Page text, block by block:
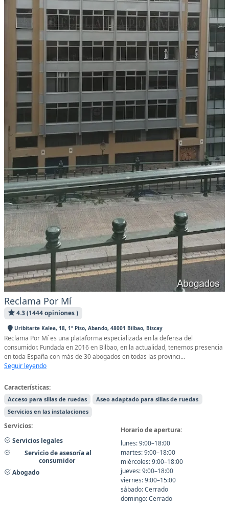
Reclama Por Mí
4.3 (1444 opiniones )
Uribitarte Kalea, 18, 1º Piso, Abando, 48001 Bilbao, Biscay
Reclama Por Mí es una plataforma especializada en la defensa del
consumidor. Fundada en 2016 en Bilbao, en la actualidad, tenemos presencia
en toda España con más de 30 abogados en todas las provinci...
Seguir leyendo
Características:
Acceso para sillas de ruedas
Aseo adaptado para sillas de ruedas
Servicios en las instalaciones
Servicios:
Servicios legales
Servicio de asesoría al
consumidor
Abogado
Horario de apertura:
lunes: 9:00–18:00
martes: 9:00–18:00
miércoles: 9:00–18:00
jueves: 9:00–18:00
viernes: 9:00–15:00
sábado: Cerrado
domingo: Cerrado